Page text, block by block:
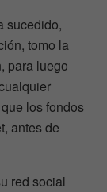
sucedido,
tomo la
para luego
los fondos
antes de
red social